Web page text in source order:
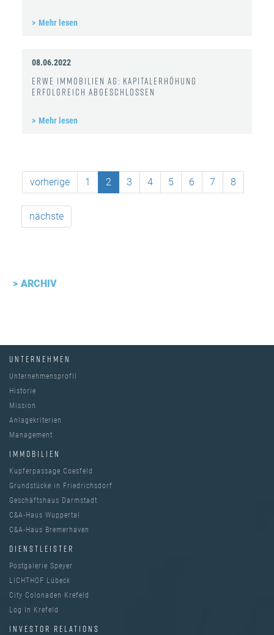
Mehr lesen
08.06.2022
ERWE Immobilien AG: Kapitalerhöhung
erfolgreich abgeschlossen
Mehr lesen
vorherige 1 2 3 4 5 6 7 8
nächste
ARCHIV
UNTERNEHMEN
Unternehmensprofil
Historie
Mission
Anlagekriterien
Management
IMMOBILIEN
Kupferpassage Coesfeld
Grundstücke in Friedrichsdorf
Geschäftshaus Darmstadt
C&A-Haus Wuppertal
C&A-Haus Bremerhaven
DIENSTLEISTER
Postgalerie Speyer
LICHTHOF Lübeck
City Colonaden Krefeld
Log In Krefeld
INVESTOR RELATIONS